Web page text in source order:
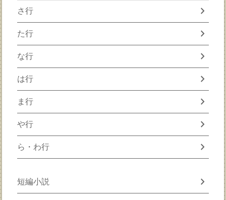
さ行 chevron_right
た行 chevron_right
な行 chevron_right
は行 chevron_right
ま行 chevron_right
や行 chevron_right
ら・わ行 chevron_right
短編小説 chevron_right